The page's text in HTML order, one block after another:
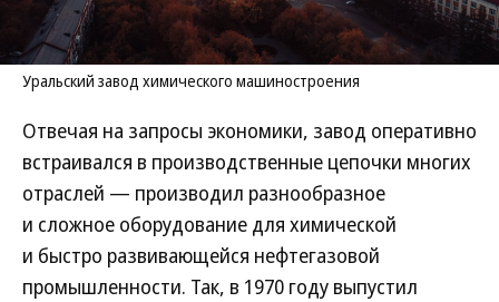
Уральский завод химического машиностроения
Отвечая на запросы экономики, завод оперативно
встраивался в производственные цепочки многих
отраслей — производил разнообразное
и сложное оборудование для химической
и быстро развивающейся нефтегазовой
промышленности. Так, в 1970 году выпустил